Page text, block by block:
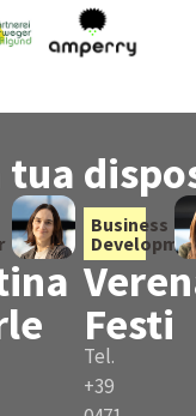
tua
Business
Festi
Tel.
+39